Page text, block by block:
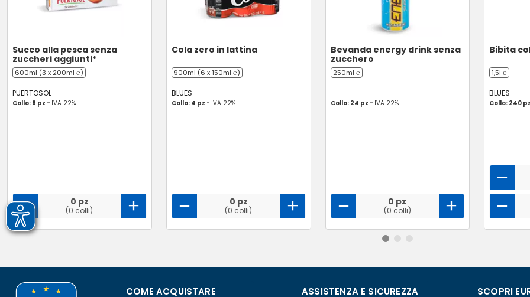
Succo alla pesca senza
zuccheri aggiunti*
600ml (3 x 200ml ℮)
PUERTOSOL
Collo: 8 pz - IVA 22%
0 pz
(0 colli)
Cola zero in lattina
900ml (6 x 150ml ℮)
BLUES
Collo: 4 pz - IVA 22%
0 pz
(0 colli)
Bevanda energy drink senza
zucchero
250ml ℮
Collo: 24 pz - IVA 22%
0 pz
(0 colli)
Bibita
1,5l ℮
BLUES
Collo: 240
COME ACQUISTARE ASSISTENZA E SICUREZZA SCOPRI